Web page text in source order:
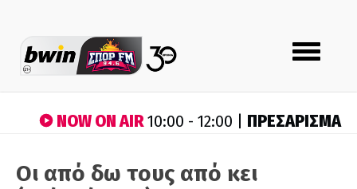
Toggle
navigation
NOW ON AIR10:00 - 12:00 | ΠΡΕΣΑΡΙΣΜΑ
Οι από δω τους από κει